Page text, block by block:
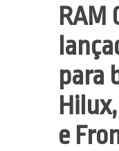
RAM
para
e